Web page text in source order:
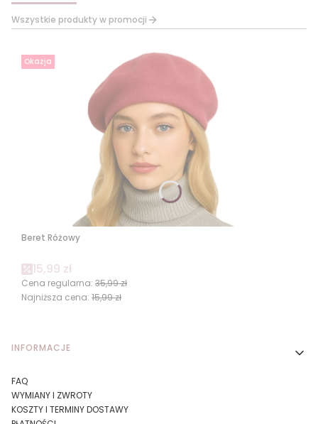
Wszystkie produkty w promocji
Okazja
Beret Różowy
Cena promocyjna
15,99 zł
Cena regularna: 35,99 zł
Najniższa cena: 15,99 zł
Linki w stopce
INFORMACJE
FAQ
WYMIANY I ZWROTY
KOSZTY I TERMINY DOSTAWY